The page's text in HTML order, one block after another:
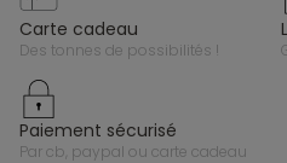
carte cadeau
des tonnes de possibilités !
paiement sécurisé
par cb, paypal ou carte cadeau